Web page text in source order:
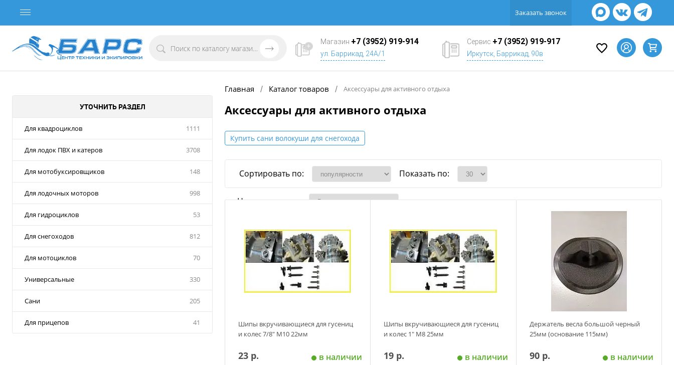
Заказать звонок
Магазин +7 (3952) 919-914
ул. Баррикад, 24А/1
Сервис +7 (3952) 919-917
Иркутск, Баррикад, 90в
УТОЧНИТЬ РАЗДЕЛ
Для квадроциклов 1111
Для лодок ПВХ и катеров 3708
Для мотобуксировщиков 148
Для лодочных моторов 998
Для гидроциклов 53
Для снегоходов 812
Для мотоциклов 70
Универсальные 330
Сани 205
Для прицепов 41
Главная / Каталог товаров / Аксессуары для активного отдыха
Аксессуары для активного отдыха
Купить сани волокуши для снегохода
Сортировать по: Показать по:
Наличие товара
Шипы вкручивающиеся для гусениц
и колес 7/8" М10 22мм
23 р. в наличии
Шипы вкручивающиеся для гусениц
и колес 1" M8 25мм
19 р. в наличии
Держатель весла большой черный
25мм (основание 115мм)
90 р. в наличии